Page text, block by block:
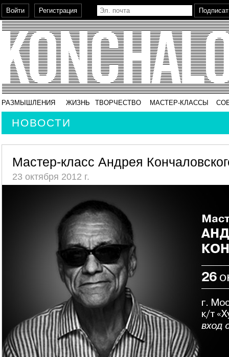
РАЗМЫШЛЕНИЯ ЖИЗНЬ ТВОРЧЕСТВО МАСТЕР-КЛАССЫ
НОВОСТИ
Мастер-класс Андрея
23 октября 2012 г.